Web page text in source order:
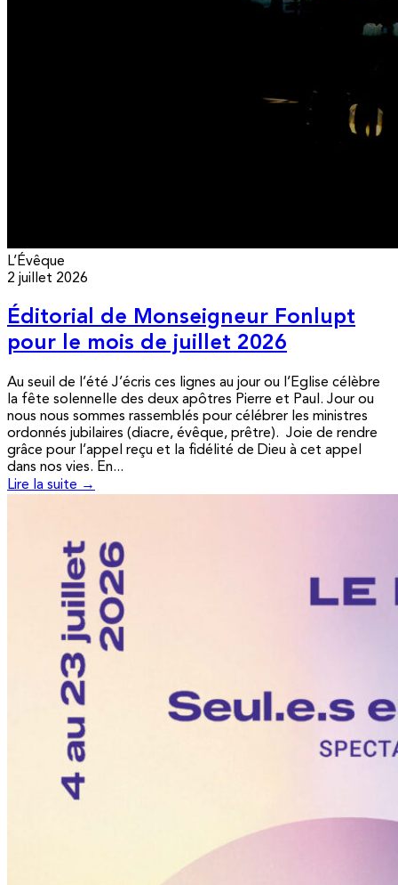
L’Évêque
2 juillet 2026
Éditorial de Monseigneur Fonlupt
pour le mois de juillet 2026
Au seuil de l’été J’écris ces lignes au jour ou l’Eglise célèbre
la fête solennelle des deux apôtres Pierre et Paul. Jour ou
nous nous sommes rassemblés pour célébrer les ministres
ordonnés jubilaires (diacre, évêque, prêtre). Joie de rendre
grâce pour l’appel reçu et la fidélité de Dieu à cet appel
dans nos vies. En...
Lire la suite →